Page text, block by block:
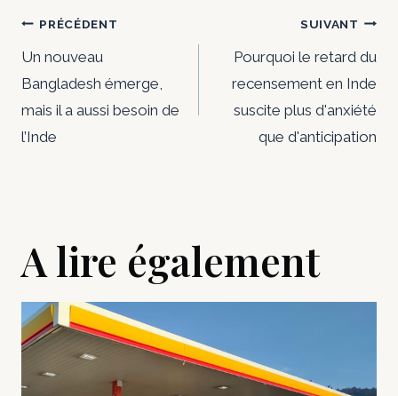
Navigation
de
l’article
PRÉCÉDENT
Un nouveau
Bangladesh émerge,
mais il a aussi besoin de
l’Inde
SUIVANT
Pourquoi le retard du
recensement en Inde
suscite plus d'anxiété
que d'anticipation
A lire également